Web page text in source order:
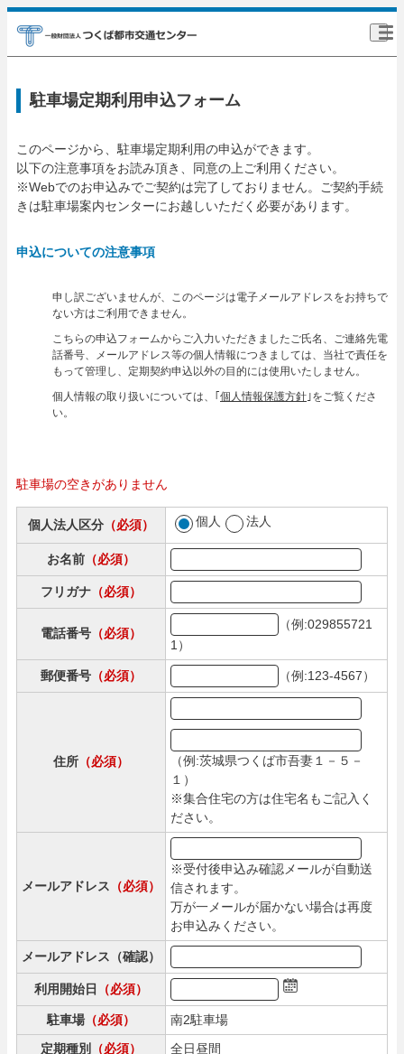
駐車場定期利用申込フォーム
このページから、駐車場定期利用の申込ができます。
以下の注意事項をお読み頂き、同意の上ご利用ください。
※Webでのお申込みでご契約は完了しておりません。ご契約手続
きは駐車場案内センターにお越しいただく必要があります。
申込についての注意事項
申し訳ございませんが、このページは電子メールアドレスをお持ちで
ない方はご利用できません。
こちらの申込フォームからご入力いただきましたご氏名、ご連絡先電
話番号、メールアドレス等の個人情報につきましては、当社で責任を
もって管理し、定期契約申込以外の目的には使用いたしません。
個人情報の取り扱いについては、｢ 個人情報保護方針 ｣をご覧くださ
い。
駐車場の空きがありません
個人法人区分 （必須） 個人 法人
お名前 （必須）
フリガナ （必須）
電話番号 （必須）
（例:029855721
1）
郵便番号 （必須） （例:123-4567）
住所 （必須）
（例:茨城県つくば市吾妻１－５－
１）
※集合住宅の方は住宅名もご記入く
ださい。
メールアドレス （必須）
※受付後申込み確認メールが自動送
信されます。
万が一メールが届かない場合は再度
お申込みください。
メールアドレス（確認）
利用開始日 （必須）
駐車場 （必須）
南2駐車場
定期種別
（必須） 全日昼間